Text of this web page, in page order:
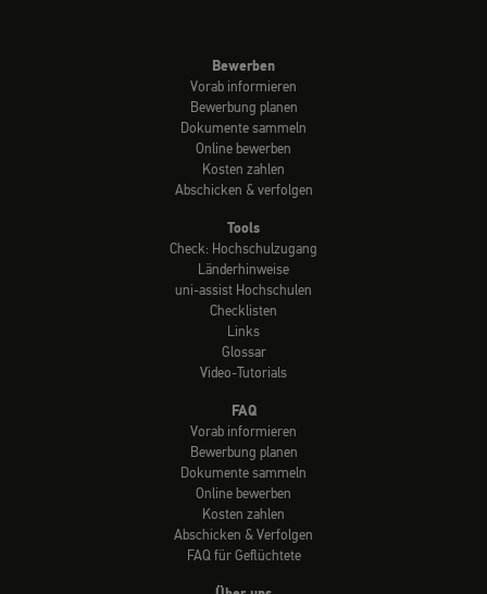
Bewerben
Vorab informieren
Bewerbung planen
Dokumente sammeln
Online bewerben
Kosten zahlen
Abschicken & verfolgen
Tools
Check: Hochschulzugang
Länderhinweise
uni-assist Hochschulen
Checklisten
Links
Glossar
Video-Tutorials
FAQ
Vorab informieren
Bewerbung planen
Dokumente sammeln
Online bewerben
Kosten zahlen
Abschicken & Verfolgen
FAQ für Geflüchtete